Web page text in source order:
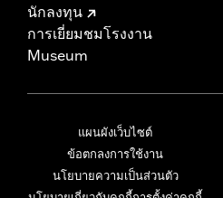
นักลงทุน
การเยี่ยมชมโรงงาน
Museum
แผนผังเว็บไซต์
ข้อตกลงการใช้งาน
นโยบายความเป็นส่วนตัว